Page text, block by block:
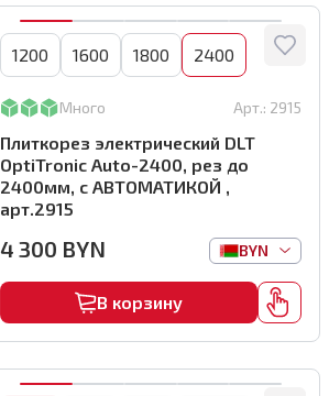
1200 1600 1800 2400
Много Арт.: 2915
Плиткорез электрический DLT
OptiTronic Auto-2400, рез до
2400мм, с АВТОМАТИКОЙ ,
арт.2915
4 300 BYN BYN
В корзину